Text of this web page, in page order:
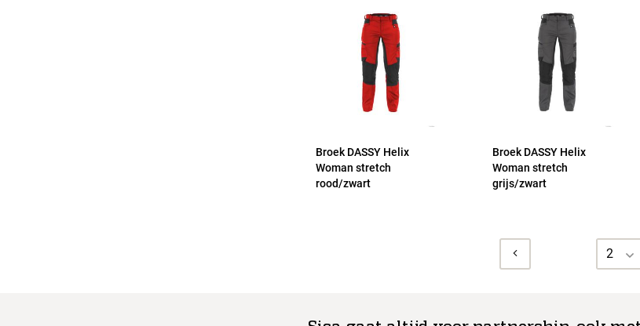
Broek DASSY Helix
Woman stretch
rood/zwart
Broek DASSY Helix
Woman stretch
grijs/zwart
2